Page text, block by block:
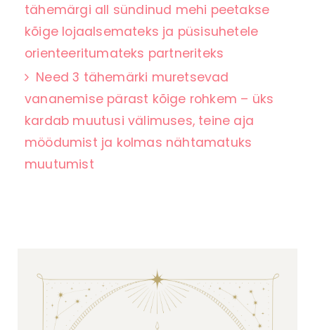
tähemärgi all sündinud mehi peetakse
kõige lojaalsemateks ja püsisuhetele
orienteeritumateks partneriteks
Need 3 tähemärki muretsevad
vananemise pärast kõige rohkem – üks
kardab muutusi välimuses, teine aja
möödumist ja kolmas nähtamatuks
muutumist